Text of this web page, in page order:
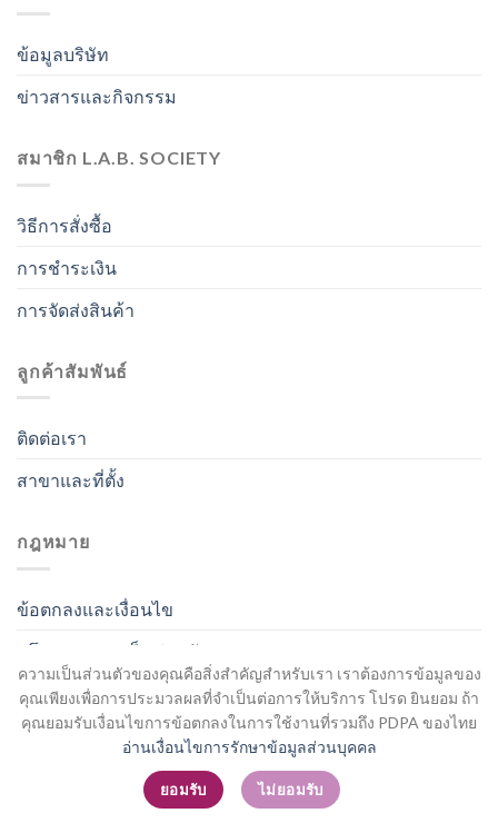
ความเป็นส่วนตัวของคุณคือสิ่งสำคัญสำหรับเรา เราต้องการข้อมูลของ
คุณเพียงเพื่อการประมวลผลที่จำเป็นต่อการให้บริการ โปรด ยินยอม ถ้า
คุณยอมรับเงื่อนไขการข้อตกลงในการใช้งานที่รวมถึง PDPA ของไทย
อ่านเงื่อนไขการรักษาข้อมูลส่วนบุคคล
ยอมรับ ไม่ยอมรับ
ข้อมูลบริษัท
ข่าวสารและกิจกรรม
สมาชิก L.A.B. SOCIETY
วิธีการสั่งซื้อ
การชำระเงิน
การจัดส่งสินค้า
ลูกค้าสัมพันธ์
ติดต่อเรา
สาขาและที่ตั้ง
กฎหมาย
ข้อตกลงและเงื่อนไข
นโยบายความเป็นส่วนตัว
สมัครสมาชิก / เข้าสู่ระบบ
Copyright 2026 ©Flatsome Theme